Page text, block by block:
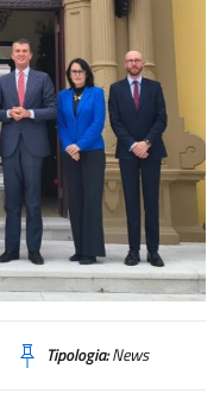
Tipologia:News